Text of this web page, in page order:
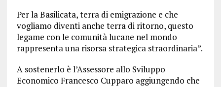
Per la Basilicata, terra di emigrazione e che
vogliamo diventi anche terra di ritorno, questo
legame con le comunità lucane nel mondo
rappresenta una risorsa strategica straordinaria”.
A sostenerlo è l’Assessore allo Sviluppo
Economico Francesco Cupparo aggiungendo che